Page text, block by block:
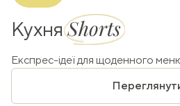
КухняShorts
Експрес-ідеї для щоденного